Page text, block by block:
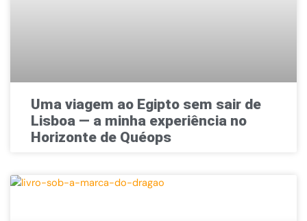
Uma viagem ao Egipto sem sair de
Lisboa — a minha experiência no
Horizonte de Quéops